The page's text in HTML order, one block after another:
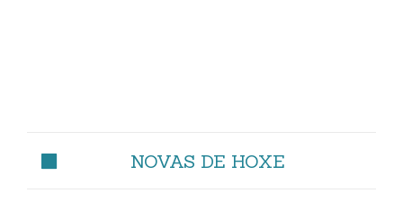
NOVAS DE HOXE